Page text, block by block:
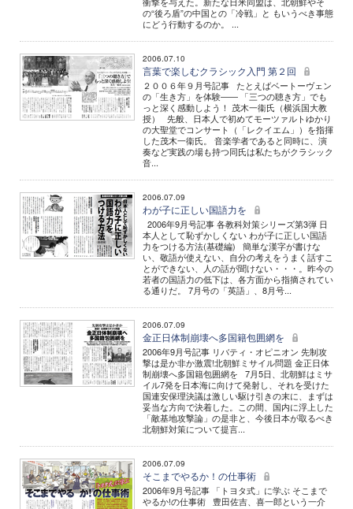
の“後ろ盾”の中国との「冷戦」と もいうべき事態
にどう行動するのか。 ...
2006.07.10
言葉で楽しむクラシック入門 第２回
２００６年９月号記事 たとえばベートーヴェン
の「生き方」を体験―― 「三つの聴き方」でも
っと深く感動しよう！ 茂木一衞氏（横浜国大教
授） 先般、日本人で初めてモーツァルトゆかり
の大聖堂でコンサート（「レクイエム」）を指揮
した茂木一衞氏。 音楽学者であると同時に、演
奏など実践の場も持つ同氏は私たちがクラシック
音...
2006.07.09
わが子に正しい国語力を
2006年9月号記事 各教科対策シリーズ第3弾 日
本人として恥ずかしくない わが子に正しい国語
力をつける方法(基礎編) 簡単な漢字が書けな
い、敬語が使えない、自分の考えをうまく話すこ
とができない、人の話が聞けない・・・。昨今の
若者の国語力の低下は、各方面から指摘されてい
る通りだ。 7月号の「英語」、8月号...
2006.07.09
金正日体制崩壊へ多国籍包囲網を
2006年9月号記事 リバティ・オピニオン 先制攻
撃は是か非か激震!北朝鮮ミサイル問題 金正日体
制崩壊へ多国籍包囲網を 7月5日、北朝鮮はミサ
イル7発を日本海に向けて発射し、それを受けた
国連安保理決議は激しい駆け引きの末に、まずは
妥当な方向で決着した。この間、国内に浮上した
「敵基地攻撃論」の是非と、今後日本が取るべき
北朝鮮対策について提言...
2006.07.09
そこまでやるか！の仕事術
2006年9月号記事 「トヨタ式」に学ぶ そこまで
やるか!の仕事術 豊田佐吉、喜一郎という一介